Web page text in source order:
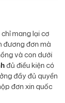
mang lại cơ
đương đơn mà
và con dưới
đủ điều kiện có
đầy đủ quyền
đơn xin quốc